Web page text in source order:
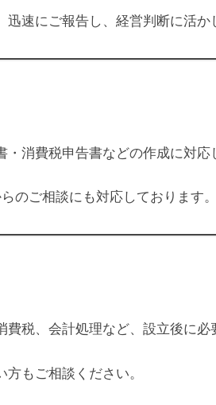
速にご報告し、経営判断に活か
消費税申告書などの作成に対応
のご相談にも対応しております。
税、会計処理など、設立後に必
もご相談ください。